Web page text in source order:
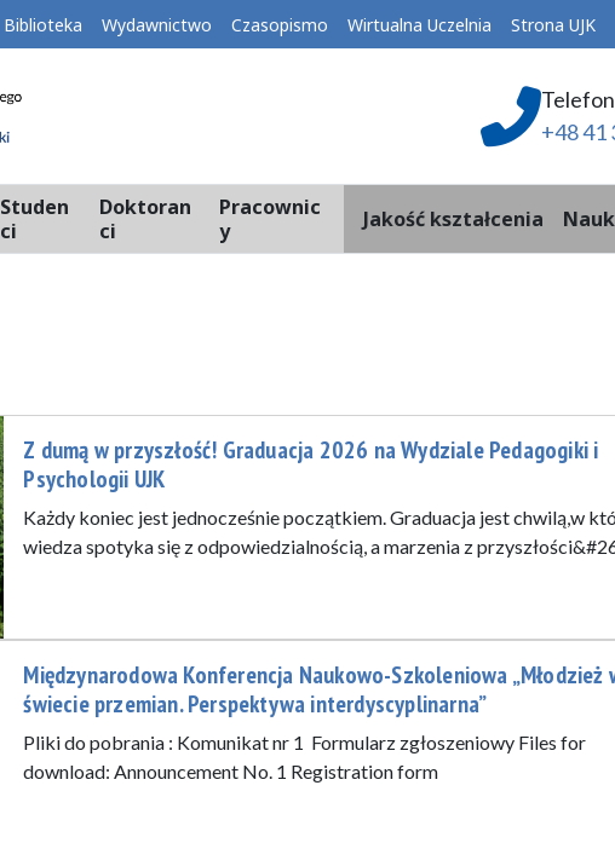
Biblioteka Wydawnictwo Czasopismo Wirtualna Uczelnia Strona UJK
Telefon
+48 41
Studen
ci
Doktoran
ci
Pracownic
y
Jakość kształcenia
Z dumą w przyszłość! Graduacja 2026 na Wydziale Pedagogiki i
Psychologii UJK
Każdy koniec jest jednocześnie początkiem. Graduacja jest chwilą,w
wiedza spotyka się z odpowiedzialnością, a marzenia z
Międzynarodowa Konferencja Naukowo-Szkoleniowa „Młodzież
świecie przemian. Perspektywa interdyscyplinarna”
Pliki do pobrania : Komunikat nr 1 Formularz zgłoszeniowy Files for
download: Announcement No. 1 Registration form